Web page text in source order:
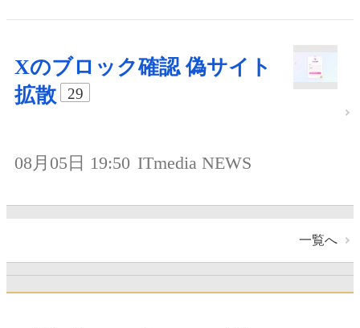
Xのブロック確認 偽サイト
拡散
29
08月05日 19:50 ITmedia NEWS
一覧へ